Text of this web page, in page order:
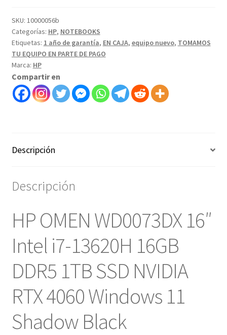
SKU: 10000056b
Categorías: HP, NOTEBOOKS
Etiquetas: 1 año de garantía, EN CAJA, equipo nuevo, TOMAMOS
TU EQUIPO EN PARTE DE PAGO
Marca: HP
Compartir en
Descripción
Descripción
HP OMEN WD0073DX 16″
Intel i7-13620H 16GB
DDR5 1TB SSD NVIDIA
RTX 4060 Windows 11
Shadow Black